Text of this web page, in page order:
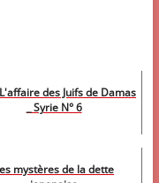
des Juifs de Damas
_ Syrie N° 6
mystères de la dette